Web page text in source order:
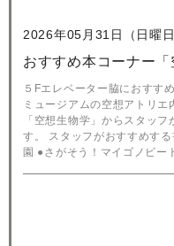
2026年05月31日（日曜日
おすすめ本コーナー「
５Fエレベーター脇におすす
ミュージアムの空想アトリエ
「空想生物学」からスタッ
す。 スタッフがおすすめす
園 ●さがそう！マイゴノビ